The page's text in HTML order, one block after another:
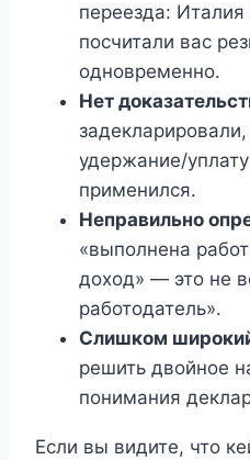
переезда: Италия
посчитали вас
одновременно.
Нет
удержание/
применился.
Неправильно
«выполнена
доход» — это не
работодатель».
Слишком
решить двойное
понимания
Если вы видите, что